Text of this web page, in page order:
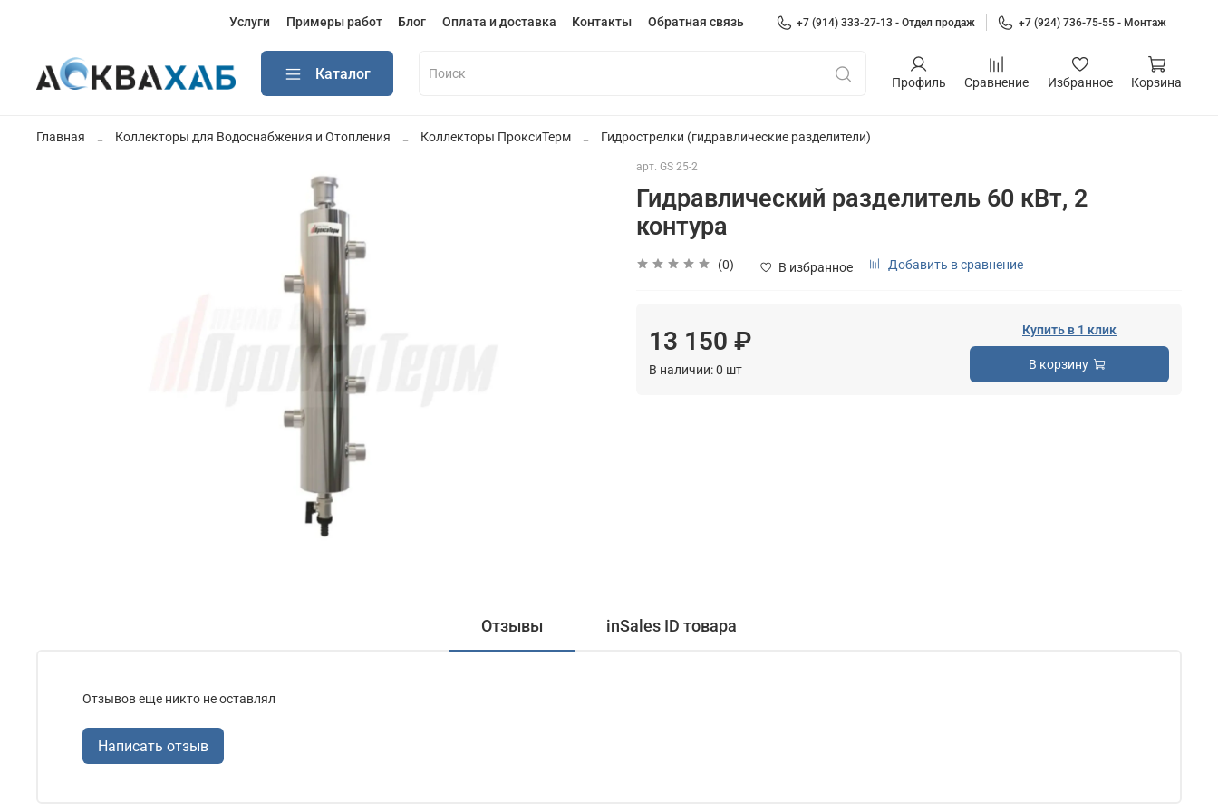
Услуги Примеры работ Блог Оплата и доставка Контакты Обратная связь +7 (914) 333-27-13 - Отдел продаж +7 (924) 736-75-55 - Монтаж
Каталог
Профиль Сравнение Избранное Корзина
Главная Коллекторы для Водоснабжения и Отопления Коллекторы ПроксиТерм Гидрострелки (гидравлические разделители)
арт. GS 25-2
Гидравлический разделитель 60 кВт, 2
контура
(0) В избранное Добавить в сравнение
13 150 ₽
В наличии:0 шт
Купить в 1 клик
В корзину
Отзывы inSales ID товара
Отзывов еще никто не оставлял
Написать отзыв